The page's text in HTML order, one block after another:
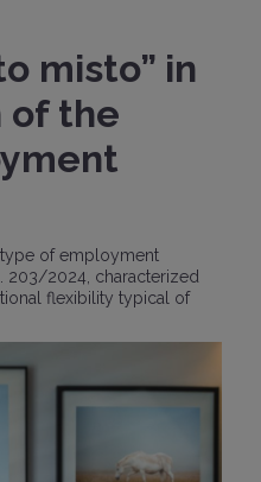
misto” in
of the
type of employment
203/2024, characterized
flexibility typical of